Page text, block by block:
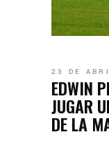
23 DE
EDWIN
JUGAR
DE LA